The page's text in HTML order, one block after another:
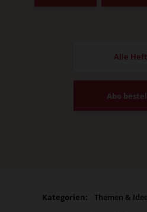
Alle
Abo
Kategorien: Themen &